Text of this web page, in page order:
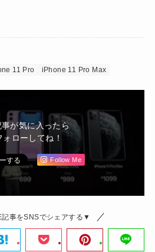
11 Pro iPhone 11 Pro Max
事が気に入ったら
ォローしてね！
Follow Me
事をSNSでシェアする▼